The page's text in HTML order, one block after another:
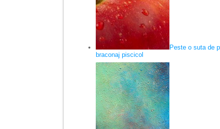
Peste o suta de
braconaj piscicol